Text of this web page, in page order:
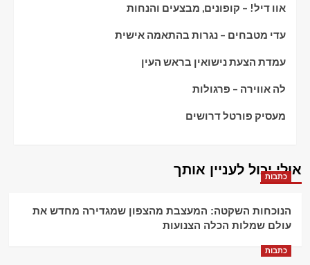
אוו דיל! – קופונים, מבצעים והנחות
עדי מטבחים – נגרות בהתאמה אישית
עמדת הצעת נישואין בראש העין
לה אווירה – פרגולות
מעסיק פורטל דרושים
אולי יכול לעניין אותך
כתבות
הנוכחות השקטה: המעצבת מהצפון שמגדירה מחדש את
עולם שמלות הכלה הצנועות
כתבות